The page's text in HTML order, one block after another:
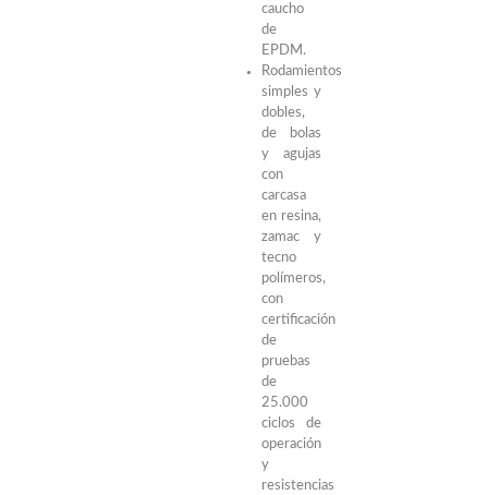
caucho
de
EPDM.
Rodamientos
simples y
dobles,
de bolas
y agujas
con
carcasa
en resina,
zamac y
tecno
polímeros,
con
certificación
de
pruebas
de
25.000
ciclos de
operación
y
resistencias